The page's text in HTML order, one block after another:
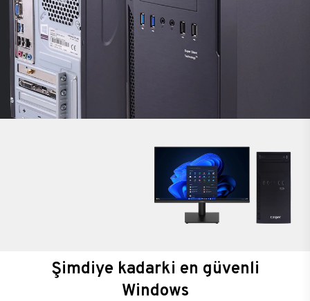
Şimdiye kadarki en güvenli
Windows